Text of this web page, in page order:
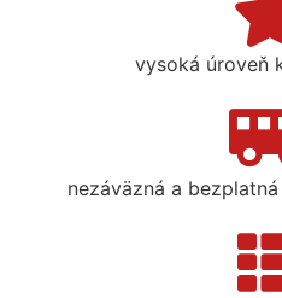
vysoká úroveň
nezáväzná a